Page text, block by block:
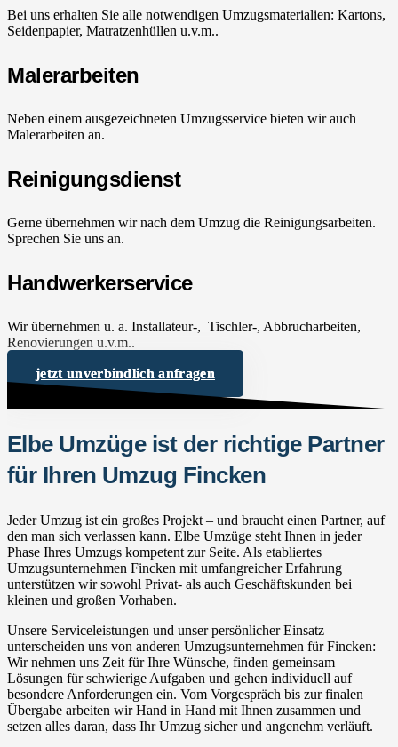
Bei uns erhalten Sie alle notwendigen Umzugsmaterialien: Kartons,
Seidenpapier, Matratzenhüllen u.v.m..
Malerarbeiten
Neben einem ausgezeichneten Umzugsservice bieten wir auch
Malerarbeiten an.
Reinigungsdienst
Gerne übernehmen wir nach dem Umzug die Reinigungsarbeiten.
Sprechen Sie uns an.
Handwerkerservice
Wir übernehmen u. a. Installateur-, Tischler-, Abbrucharbeiten,
Renovierungen u.v.m..
jetzt unverbindlich anfragen
Elbe Umzüge ist der richtige Partner
für Ihren Umzug Fincken
Jeder Umzug ist ein großes Projekt – und braucht einen Partner, auf
den man sich verlassen kann. Elbe Umzüge steht Ihnen in jeder
Phase Ihres Umzugs kompetent zur Seite. Als etabliertes
Umzugsunternehmen Fincken mit umfangreicher Erfahrung
unterstützen wir sowohl Privat- als auch Geschäftskunden bei
kleinen und großen Vorhaben.
Unsere Serviceleistungen und unser persönlicher Einsatz
unterscheiden uns von anderen Umzugsunternehmen für Fincken:
Wir nehmen uns Zeit für Ihre Wünsche, finden gemeinsam
Lösungen für schwierige Aufgaben und gehen individuell auf
besondere Anforderungen ein. Vom Vorgespräch bis zur finalen
Übergabe arbeiten wir Hand in Hand mit Ihnen zusammen und
setzen alles daran, dass Ihr Umzug sicher und angenehm verläuft.